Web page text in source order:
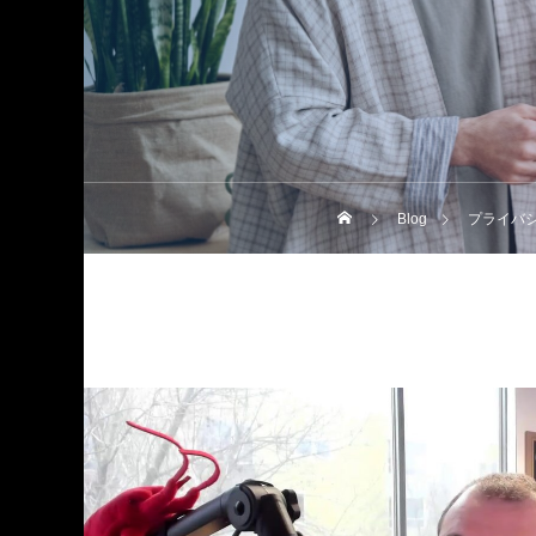
Blog プライバ